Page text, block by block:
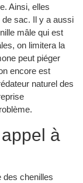
Ainsi, elles
sac. Il y a aussi
mâle qui est
on limitera la
peut piéger
encore est
naturel des
à
des chenilles